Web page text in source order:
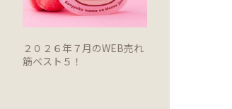
２０２６年７月のWEB売れ
筋ベスト５！